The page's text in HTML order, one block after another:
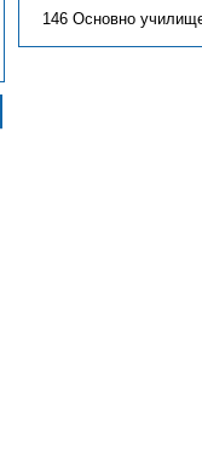
146 Основно